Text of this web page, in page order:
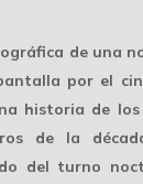
de una
por el
historia de
de la
del turno